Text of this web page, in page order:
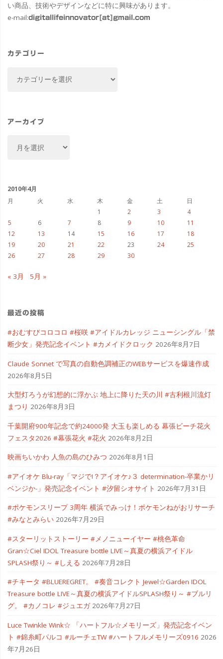
い商品、技術やデザインなどに特に興味があります。
e-mail:digitallifeinnovator[at]gmail.com
カテゴリー
ー
アーカイブ
ブ
2010年4月
月
火 水 木 金 土
日
1
2 3
4
5
6 7 8 9 10
11
12
13 14 15 16 17
18
19
20 21 22 23 24
25
26
27 28 29 30
« 3月 5月 »
最近の投稿
#おむすびコロコロ #桜咲 #アイドルカレッジ ニューシングル「禁
断少女」発売記念イベント #カメイドクロック 2026年8月7日
Claude Sonnet で写真の自動色調補正のWEBサービスを爆速作成
2026年8月5日
大型灯ろうが幻想的に浮かぶ 地上に降りた天の川 #古利根川流灯
まつり 2026年8月3日
千葉開府900年記念で約24000発 大玉も楽しめる 幕張ビーチ花火
フェスタ2026 #幕張花火 #花火 2026年8月2日
映画ちいかわ 人魚の島のひみつ 2026年8月1日
#アイオケ Blu-ray「マジで!？アイオケ♪３ determination-卒業かリ
ベンジか-」発売記念イベント #汐留シオサイト 2026年7月31日
#ポケモンスリープ 3周年 横浜でみっけ！ポケモンねがおリサーチ
#みなとみらい 2026年7月29日
#スターリットストーリー #メノニューイヤー #桃色革命
Gran☆Ciel IDOL Treasure bottle LIVE～真夏の横浜アイドル
SPLASH祭り～ #しえる 2026年7月28日
#チキータ #BLUEREGRET。 #奏音コレクト Jewel☆Garden IDOL
Treasure bottle LIVE～真夏の横浜アイドルSPLASH祭り～ #ブルリ
グ。 #カノコレ #ジュエガ 2026年7月27日
Luce Twinkle Wink☆ 「ハートフル☆メモリーズ」発売記念イベン
ト #錦糸町パルコ #ルーチェTW #ハートフルメモリーズ0916 2026
年7月26日